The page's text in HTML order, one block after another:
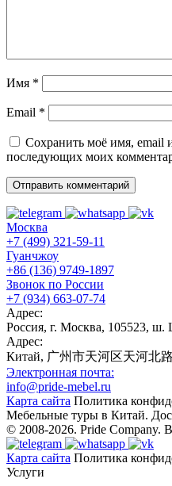
Имя *
Email *
Сохранить моё имя, email
последующих моих
Москва
+7 (499) 321-59-11
Гуанчжоу
+86 (136) 9749-1897
Звонок по России
+7 (934) 663-07-74
Адрес:
Россия, г. Москва, 105523, ш.
Адрес:
Китай, 广州市天河区天河北
Электронная почта:
info@pride-mebel.ru
Карта сайта Политика
Мебельные туры в Китай.
© 2008-2026. Pride Company.
Карта сайта Политика
Услуги